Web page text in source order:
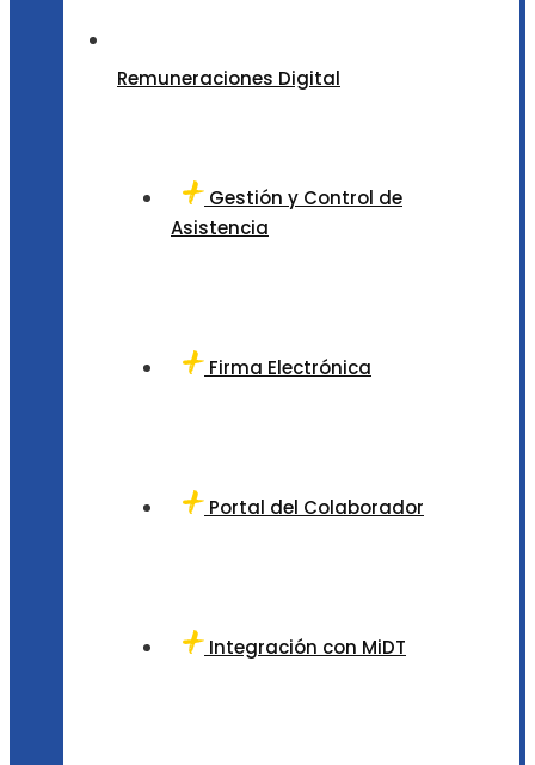
Remuneraciones Digital
Gestión y Control de
Asistencia
Firma Electrónica
Portal del Colaborador
Integración con MiDT